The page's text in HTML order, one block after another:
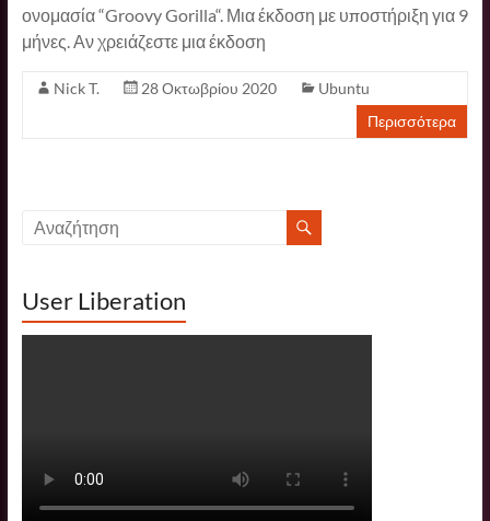
ονομασία “Groovy Gorilla“. Μια έκδοση με υποστήριξη για 9
μήνες. Αν χρειάζεστε μια έκδοση
Nick T. 28 Οκτωβρίου 2020
Ubuntu
Περισσότερα
User Liberation